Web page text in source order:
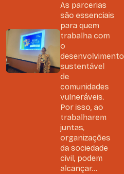
As parcerias
são essenciais
para quem
trabalha com
o
desenvolvimento
sustentável
de
comunidades
vulneráveis.
Por isso, ao
trabalharem
juntas,
organizações
da sociedade
civil, podem
alcançar...